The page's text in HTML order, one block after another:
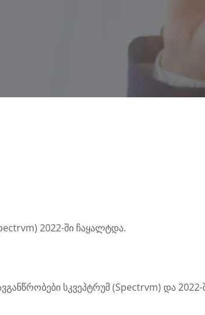
2022-ში ჩაყალტდა.
სკვეპტრუმ (Spectrvm) და